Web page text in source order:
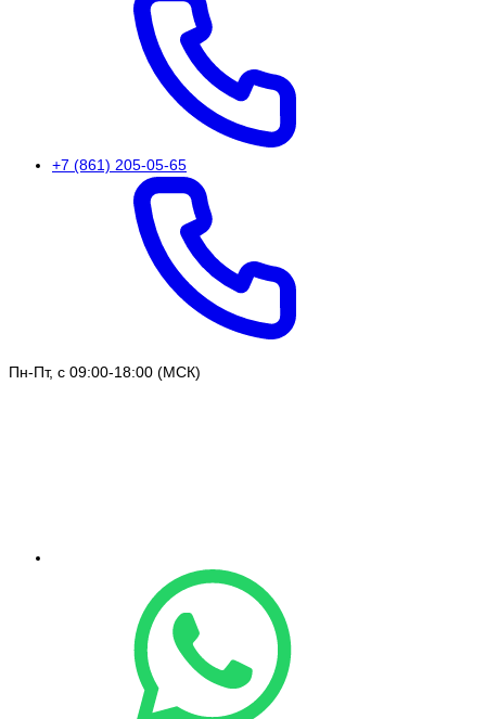
+7 (861) 205-05-65
Пн-Пт, с 09:00-18:00 (МСК)